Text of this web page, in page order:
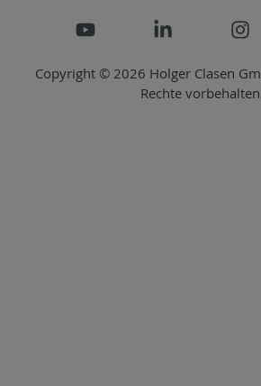
Copyright © 2026 Holger Clasen
Rechte